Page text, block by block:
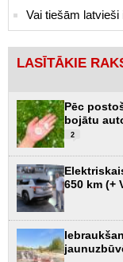
Vai tiešām
LASĪTĀKIE
Pēc
bojātu
2
650 km (+